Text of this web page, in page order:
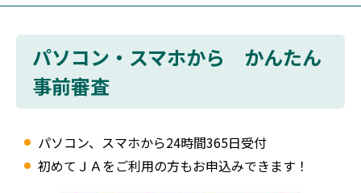
パソコン・スマホから かんたん
事前審査
パソコン、スマホから24時間365日受付
初めてＪＡをご利用の方もお申込みできます！